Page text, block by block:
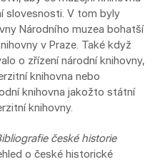
slovesnosti. V tom byly
Národního muzea bohatší
v Praze. Také když
o zřízení národní knihovny,
knihovna nebo
knihovna jakožto státní
knihovny.
české historie
o české historické